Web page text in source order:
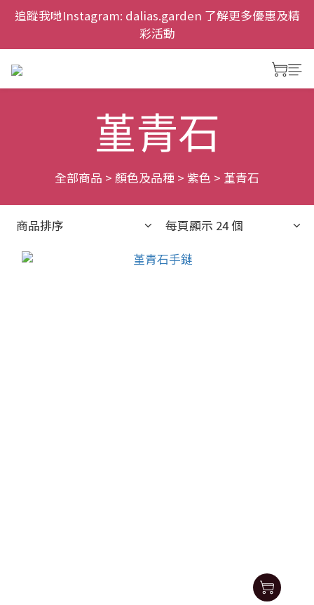
慶祝元朗新店開幕，網上首次購物九折兼免運費。
追蹤我哋Instagram: dalias.garden 了解更多優惠及精
彩活動
慶祝元朗新店開幕，網上首次購物九折兼免運費。
堇青石
全部商品 > 顏色及品種 > 紫色 > 堇青石
商品排序 每頁顯示 24 個